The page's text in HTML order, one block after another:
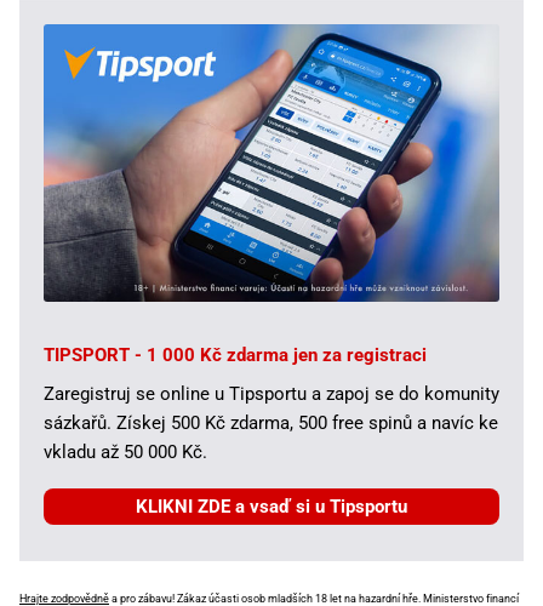
TIPSPORT - 1 000 Kč zdarma jen za registraci
Zaregistruj se online u Tipsportu a zapoj se do komunity
sázkařů. Získej 500 Kč zdarma, 500 free spinů a navíc ke
vkladu až 50 000 Kč.
KLIKNI ZDE a vsaď si u Tipsportu
Hrajte zodpovědně a pro zábavu! Zákaz účasti osob mladších 18 let na hazardní hře. Ministerstvo financí